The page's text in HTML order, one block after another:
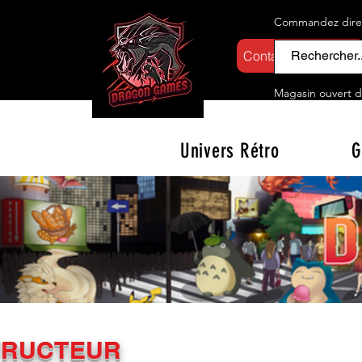
Contactez-nous
Commandez
Magasin ouvert d
Univers Rétro